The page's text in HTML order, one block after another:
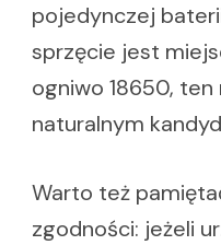
pojedynczej
sprzęcie jest
ogniwo 18650,
naturalnym
Warto też
zgodności: jeżeli